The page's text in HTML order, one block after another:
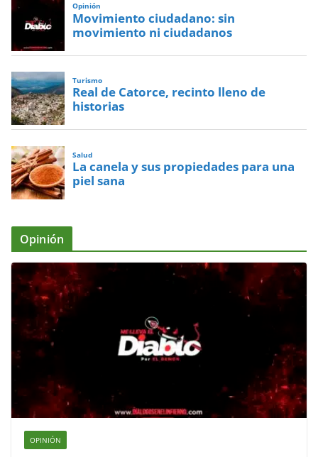
Opinión
Movimiento ciudadano: sin
movimiento ni ciudadanos
Turismo
Real de Catorce, recinto lleno de
historias
Salud
La canela y sus propiedades para una
piel sana
Opinión
OPINIÓN